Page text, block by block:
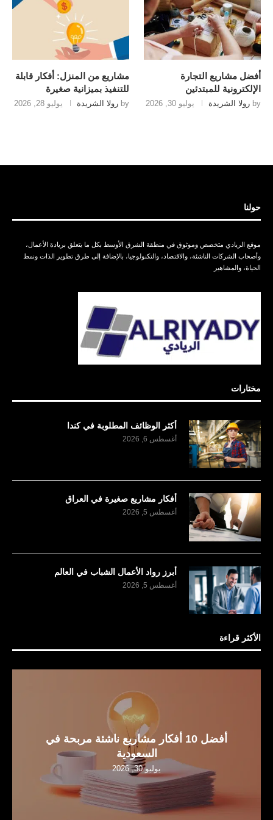
أفضل مشاريع التجارة
الإلكترونية للمبتدئين
by رولا الشريدة يوليو 30, 2026
مشاريع من المنزل: أفكار قابلة
للتنفيذ بميزانية صغيرة
by رولا الشريدة يوليو 28, 2026
حولنا
موقع الريادي متخصص وموثوق في منطقة الشرق الأوسط بكل ما يتعلق بريادة الأعمال،
وأصحاب الشركات الناشئة، والاقتصاد، والتكنولوجيا، بالإضافة إلى طرق تطوير الذات ونمط
الحياة، والمشاهير
مختارات
أكثر الوظائف المطلوبة في كندا
أغسطس 6, 2026
أفكار مشاريع صغيرة في العراق
أغسطس 5, 2026
أبرز رواد الأعمال الشباب في العالم
أغسطس 5, 2026
الأكثر قراءة
أفضل 10 أفكار مشاريع ناشئة مربحة في
السعودية
يوليو 30, 2026